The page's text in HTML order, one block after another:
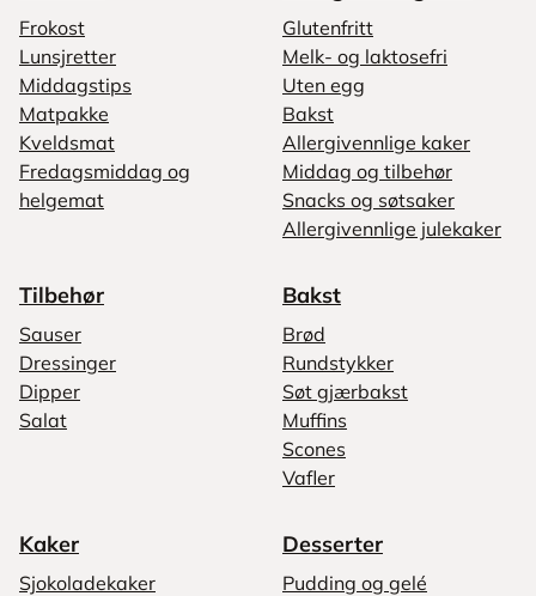
Frokost
Lunsjretter
Middagstips
Matpakke
Kveldsmat
Fredagsmiddag og
helgemat
Glutenfritt
Melk- og laktosefri
Uten egg
Bakst
Allergivennlige kaker
Middag og tilbehør
Snacks og søtsaker
Allergivennlige julekaker
Tilbehør
Sauser
Dressinger
Dipper
Salat
Bakst
Brød
Rundstykker
Søt gjærbakst
Muffins
Scones
Vafler
Kaker
Sjokoladekaker
Desserter
Pudding og gelé